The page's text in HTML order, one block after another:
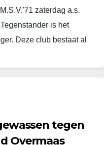
zaterdag a.s.
is het
Deze club bestaat al
tegen
Overmaas